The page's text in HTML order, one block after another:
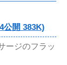
公開 383K)
ージのフラッ